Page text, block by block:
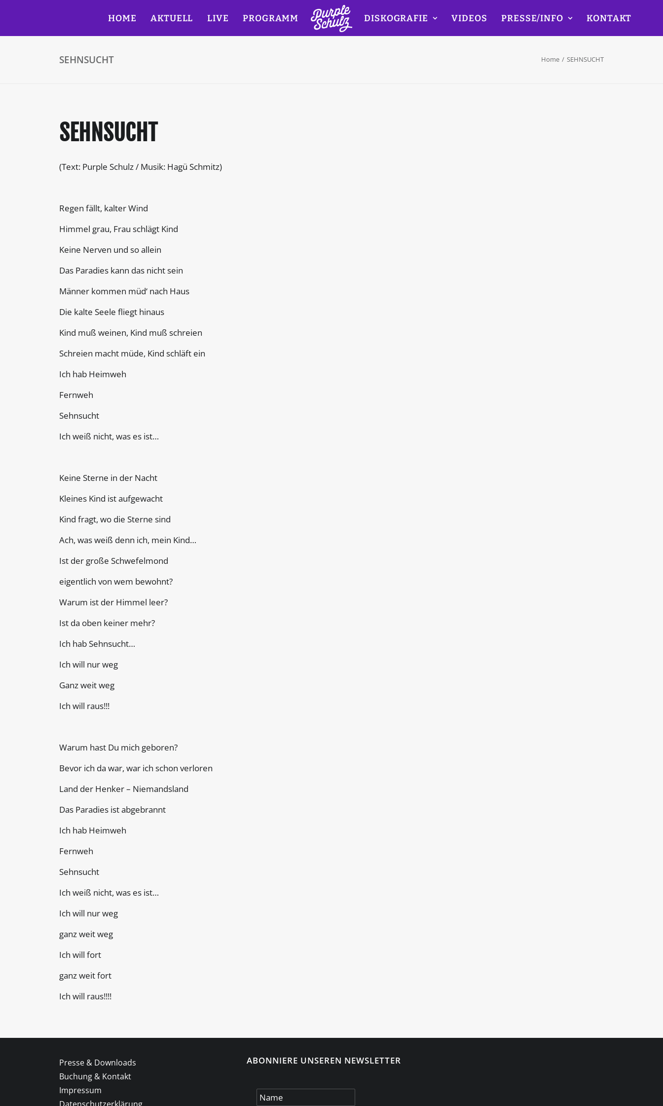
HOME AKTUELL LIVE PROGRAMM DISKOGRAFIE VIDEOS PRESSE/INFO KONTAKT
SEHNSUCHT Home SEHNSUCHT
SEHNSUCHT
(Text: Purple Schulz / Musik: Hagü Schmitz)
Regen fällt, kalter Wind
Himmel grau, Frau schlägt Kind
Keine Nerven und so allein
Das Paradies kann das nicht sein
Männer kommen müd‘ nach Haus
Die kalte Seele fliegt hinaus
Kind muß weinen, Kind muß schreien
Schreien macht müde, Kind schläft ein
Ich hab Heimweh
Fernweh
Sehnsucht
Ich weiß nicht, was es ist…
Keine Sterne in der Nacht
Kleines Kind ist aufgewacht
Kind fragt, wo die Sterne sind
Ach, was weiß denn ich, mein Kind…
Ist der große Schwefelmond
eigentlich von wem bewohnt?
Warum ist der Himmel leer?
Ist da oben keiner mehr?
Ich hab Sehnsucht…
Ich will nur weg
Ganz weit weg
Ich will raus!!!
Warum hast Du mich geboren?
Bevor ich da war, war ich schon verloren
Land der Henker – Niemandsland
Das Paradies ist abgebrannt
Ich hab Heimweh
Fernweh
Sehnsucht
Ich weiß nicht, was es ist…
Ich will nur weg
ganz weit weg
Ich will fort
ganz weit fort
Ich will raus!!!!
Presse & Downloads
Buchung & Kontakt
Impressum
ABONNIERE UNSEREN NEWSLETTER